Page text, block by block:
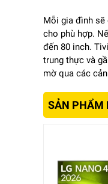
Mỗi gia đình sẽ
cho phù hợp.
đến 80 inch.
trung thực và
mờ qua các
SẢN PHẨM